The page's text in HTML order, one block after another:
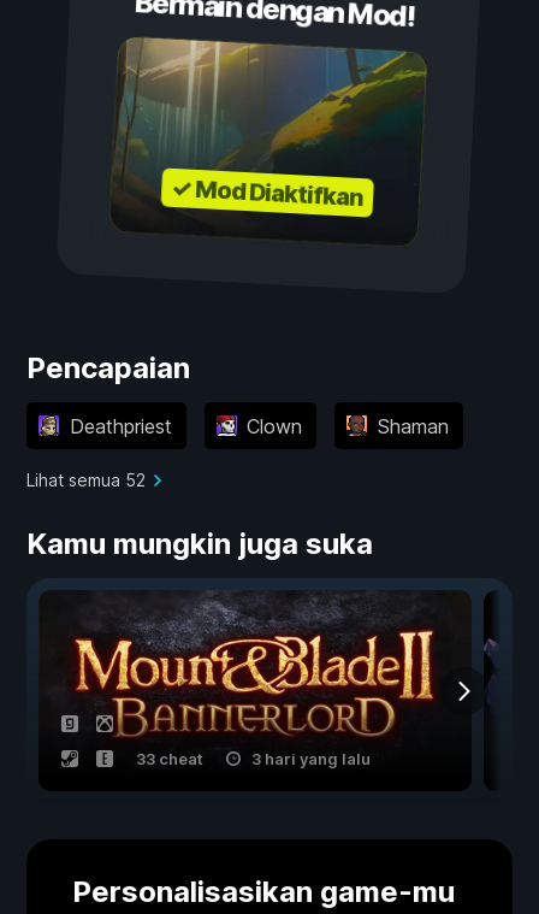
✓ Mod Diaktifkan
Pencapaian
Deathpriest Clown Shaman
Lihat semua 52
Kamu mungkin juga suka
33 cheat 3 hari yang lalu
Personalisasikan game-mu